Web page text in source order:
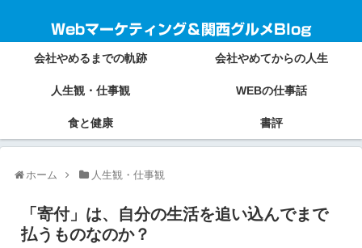
Webマーケティング＆関西グルメBlog
会社やめるまでの軌跡 会社やめてからの人生
人生観・仕事観 WEBの仕事話
食と健康 書評
ホーム 人生観・仕事観
「寄付」は、自分の生活を追い込んでまで
払うものなのか？